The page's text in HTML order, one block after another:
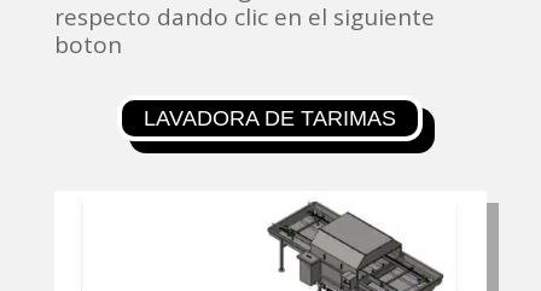
respecto dando clic en el siguiente
boton
LAVADORA DE TARIMAS